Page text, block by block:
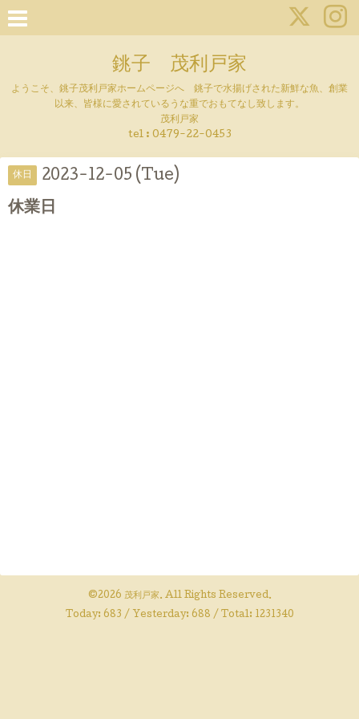
銚子 茂利戸家
ようこそ、銚子茂利戸家ホームページへ 銚子で水揚げされた新鮮な魚、創業
以来、皆様に愛されているうな重でおもてなし致します。
茂利戸家
tel : 0479-22-0453
休日 2023-12-05 (Tue)
休業日
©2026 茂利戸家. All Rights Reserved.
Today: 683 / Yesterday: 688 / Total: 1231340